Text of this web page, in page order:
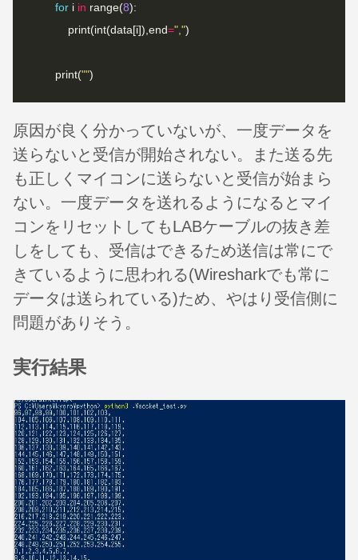
for i in range(8
            print(int(data[i]),end
=","
        print(
""
原因が良く分かっていないが、一度データを
送らないと受信が開始されない。また送る先
も正しくマイコンに送らないと受信が始まら
ない。一度データを送れるようになるとマイ
コンをリセットしてもLABケーブルの抜き差
しをしても、受信はできるため送信は常にで
きているように思われる(Wiresharkでも常に
データは送られている)ため、やはり受信側に
問題がありそう。
実行結果